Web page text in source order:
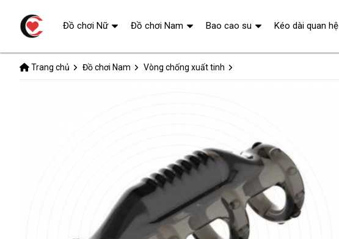
Trang chủ Đồ chơi Nam Vòng chống xuất tinh
Đồ chơi Nữ Đồ chơi Nam Bao cao su Kéo dài quan hệ